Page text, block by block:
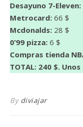
Desayuno 7-Eleven:
Metrocard: 66 $
Mcdonalds: 28 $
0’99 pizza: 6 $
Compras tienda
TOTAL: 240 $. Unos
By diviajar